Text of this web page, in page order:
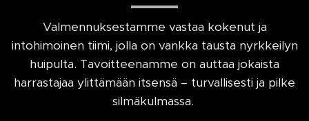
Valmennuksestamme vastaa kokenut ja
intohimoinen tiimi, jolla on vankka tausta nyrkkeilyn
huipulta. Tavoitteenamme on auttaa jokaista
harrastajaa ylittämään itsensä – turvallisesti ja pilke
silmäkulmassa.